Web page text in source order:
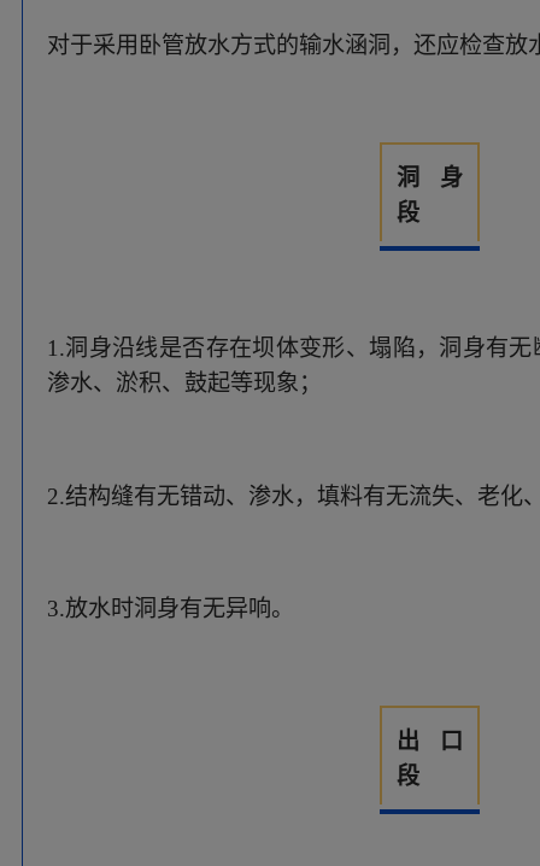
出口
1.出口周边有无集中渗水；
2.出口坡面有无塌陷、变形、裂缝；